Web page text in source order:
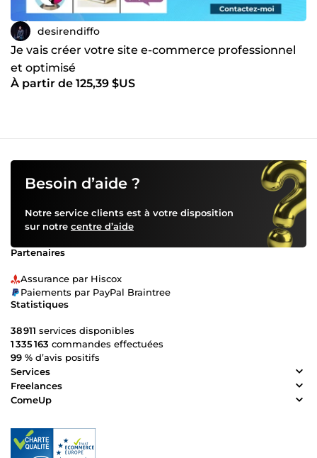
desirendiffo
Je vais créer votre site e-commerce professionnel
et optimisé
À partir de 125,39 $US
Besoin d’aide ?
Notre service clients est à votre disposition
sur notre centre d’aide
Partenaires
Assurance par Hiscox
Paiements par PayPal Braintree
Statistiques
38 911 services disponibles
1 335 163 commandes effectuées
99 % d’avis positifs
Services
Freelances
ComeUp